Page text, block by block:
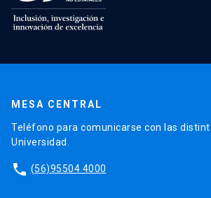
MESA CENTRAL
Teléfono para comunicarse con las
Universidad.
phone (56)95504 4000